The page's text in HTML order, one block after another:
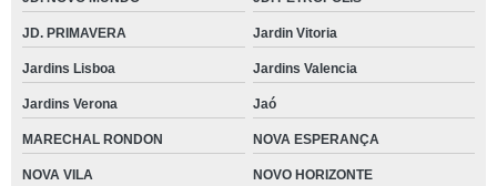
JD. PRIMAVERA Jardin Vitoria
Jardins Lisboa Jardins Valencia
Jardins Verona Jaó
MARECHAL RONDON NOVA ESPERANÇA
NOVA VILA NOVO HORIZONTE